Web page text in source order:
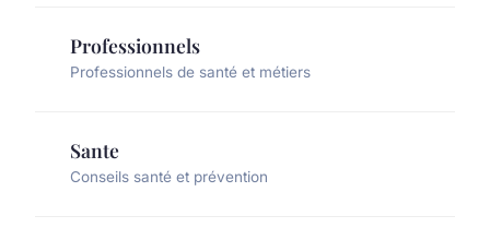
Professionnels
Professionnels de santé et métiers
Sante
Conseils santé et prévention